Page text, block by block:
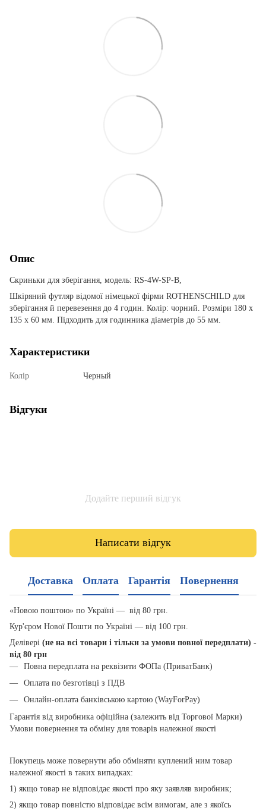
Опис
Скриньки для зберігання, модель: RS-4W-SP-B,
Шкіряний футляр відомої німецької фірми ROTHENSCHILD для
зберігання й перевезення до 4 годин. Колір: чорний. Розміри 180 x
135 x 60 мм. Підходить для годинника діаметрів до 55 мм.
Характеристики
Колір Черный
Відгуки
Додайте перший відгук
Написати відгук
Доставка Оплата Гарантія Повернення
«Новою поштою» по Україні — від 80 грн.
Кур'єром Нової Пошти по Україні — від 100 грн.
Делівері (не на всі товари і тільки за умови повної передплати) -
від 80 грн
Повна передплата на реквізити ФОПа (ПриватБанк)
Оплата по безготівці з ПДВ
Онлайн-оплата банківською картою (WayForPay)
Гарантія від виробника офіційна (залежить від Торгової Марки)
Умови повернення та обміну для товарів належної якості
Покупець може повернути або обміняти куплений ним товар
належної якості в таких випадках:
1) якщо товар не відповідає якості про яку заявляв виробник;
2) якщо товар повністю відповідає всім вимогам, але з якоїсь